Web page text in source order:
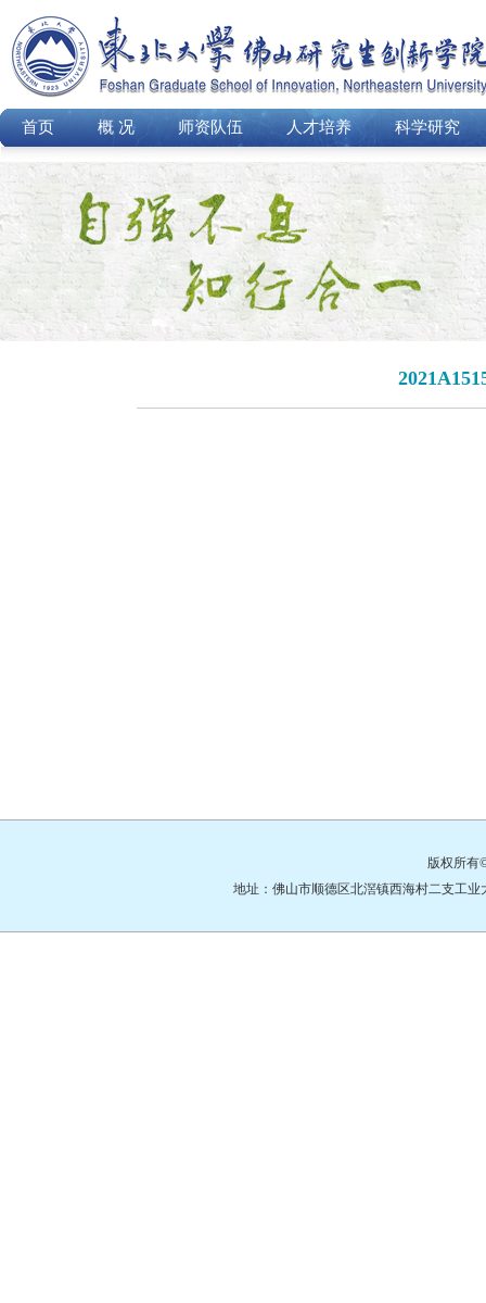
首页 概 况 师资队伍 人才培养 科学研究
版权所有
地址：佛山市顺德区北滘镇西海村二支工